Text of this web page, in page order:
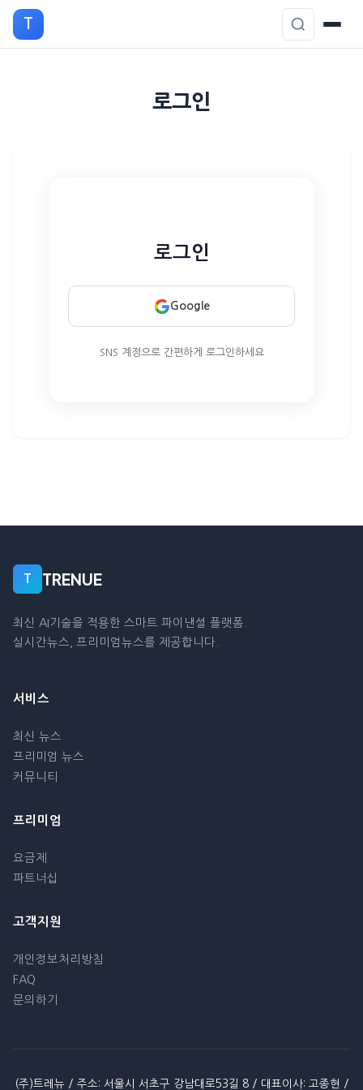
T
로그인
로그인
Google
SNS 계정으로 간편하게 로그인하세요
T TRENUE
최신 AI기술을 적용한 스마트 파이낸셜 플랫폼.
실시간뉴스, 프리미엄뉴스를 제공합니다.
서비스
최신 뉴스
프리미엄 뉴스
커뮤니티
프리미엄
요금제
파트너십
고객지원
개인정보처리방침
FAQ
문의하기
(주)트레뉴 / 주소: 서울시 서초구 강남대로53길 8 / 대표이사: 고종현 /